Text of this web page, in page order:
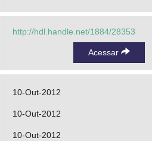
http://hdl.handle.net/1884/28353
Acessar
10-Out-2012
10-Out-2012
10-Out-2012